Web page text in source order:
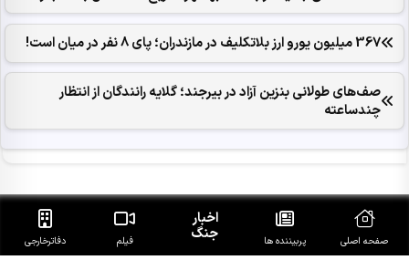
367 میلیون یورو ارز بلاتکلیف در مازندران؛ پای 8 نفر در میان است!
صف‌های طولانی بنزین آزاد در بیرجند؛ گلایه رانندگان از انتظار
چندساعته
پربیننده‌ترین اخبار همدان
صفحه اصلی پربیننده ها
اخبار
جنگ فیلم دفاتر‌خارجی